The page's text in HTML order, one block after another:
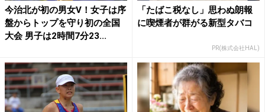
今治北が初の男女V！女子は序
盤からトップを守り初の全国
大会 男子は2時間7分23...
「たばこ税なし」思わぬ朗報
に喫煙者が群がる新型タバコ
PR(株式会社HAL)